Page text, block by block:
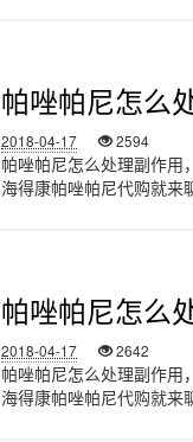
帕唑帕尼怎么
2018-04-17 2594
帕唑帕尼怎么处理副作用
海得康帕唑帕尼代购就来
帕唑帕尼怎么
2018-04-17 2642
帕唑帕尼怎么处理副作用
海得康帕唑帕尼代购就来